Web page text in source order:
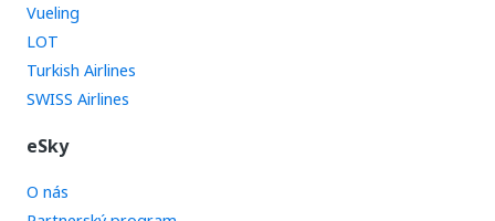
Vueling
LOT
Turkish Airlines
SWISS Airlines
eSky
O nás